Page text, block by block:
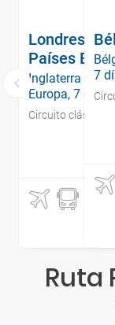
Londres,
Países
Inglaterra y
Europa, 7 días
Circuito clásico
7
Ruta